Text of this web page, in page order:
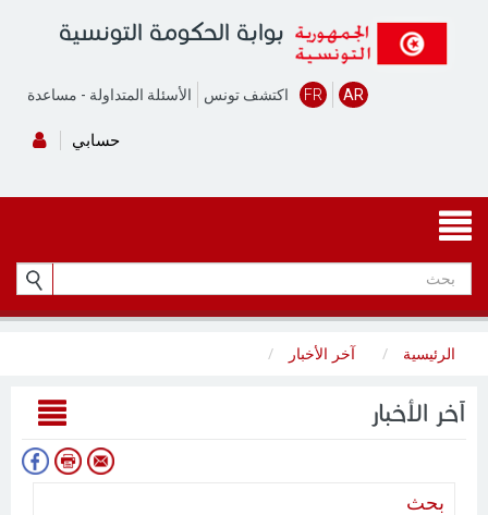
بوابة الحكومة التونسية
الأسئلة المتداولة - مساعدة اكتشف تونس FR AR
حسابي
الرئيسية آخر الأخبار
آخر الأخبار
بحث